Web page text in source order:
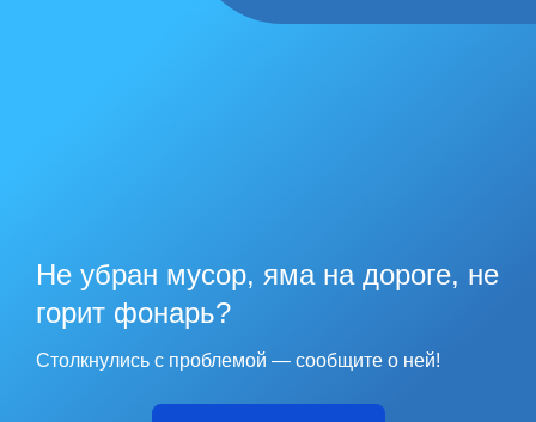
Не убран мусор, яма на дороге, не
горит фонарь?
Столкнулись с проблемой — сообщите о ней!